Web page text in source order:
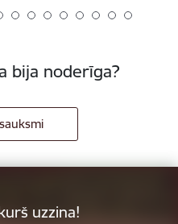
bija noderīga?
uzzina!